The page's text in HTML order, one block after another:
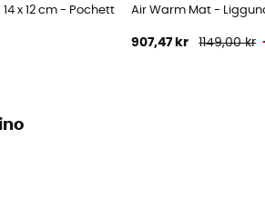
x 12 cm - Pochette étancheAir Warm Mat -
907,47 kr 1149,00 kr